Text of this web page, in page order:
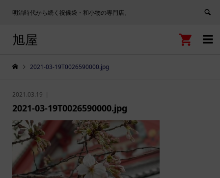
明治時代から続く祝儀袋・和小物の専門店。

旭屋 
2021-03-19T0026590000.jpg
2021.03.19
2021-03-19T0026590000.jpg